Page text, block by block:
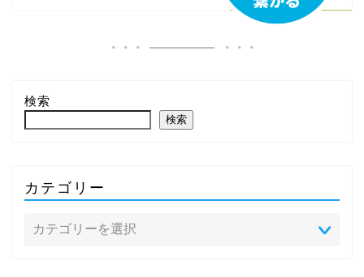
検索
検索
カテゴリー